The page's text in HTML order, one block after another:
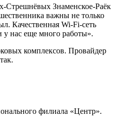
Стрешнёвых Знаменское-Раёк
важны не только
Качественная Wi-Fi-сеть
у нас еще много работы».
комплексов. Провайдер
филиала «Центр».